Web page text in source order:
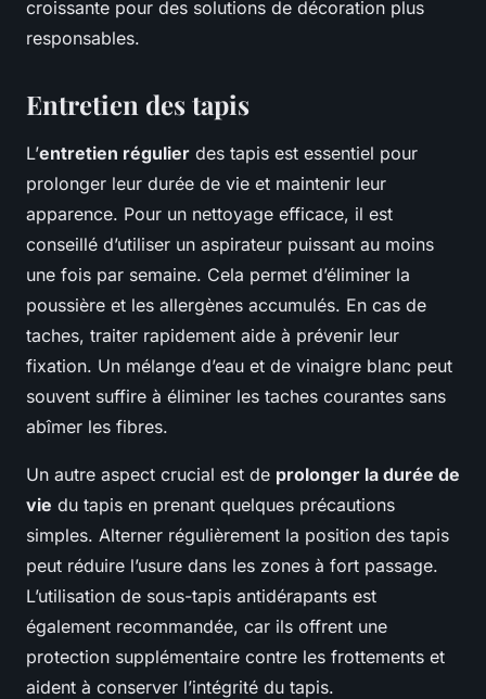
croissante pour des solutions de décoration plus
responsables.
Entretien des tapis
L’entretien régulier des tapis est essentiel pour
prolonger leur durée de vie et maintenir leur
apparence. Pour un nettoyage efficace, il est
conseillé d’utiliser un aspirateur puissant au moins
une fois par semaine. Cela permet d’éliminer la
poussière et les allergènes accumulés. En cas de
taches, traiter rapidement aide à prévenir leur
fixation. Un mélange d’eau et de vinaigre blanc peut
souvent suffire à éliminer les taches courantes sans
abîmer les fibres.
Un autre aspect crucial est de prolonger la durée de
vie du tapis en prenant quelques précautions
simples. Alterner régulièrement la position des tapis
peut réduire l’usure dans les zones à fort passage.
L’utilisation de sous-tapis antidérapants est
également recommandée, car ils offrent une
protection supplémentaire contre les frottements et
aident à conserver l’intégrité du tapis.